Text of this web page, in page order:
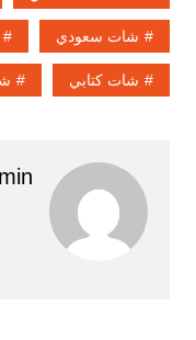
شات سعودي
شات كتابي